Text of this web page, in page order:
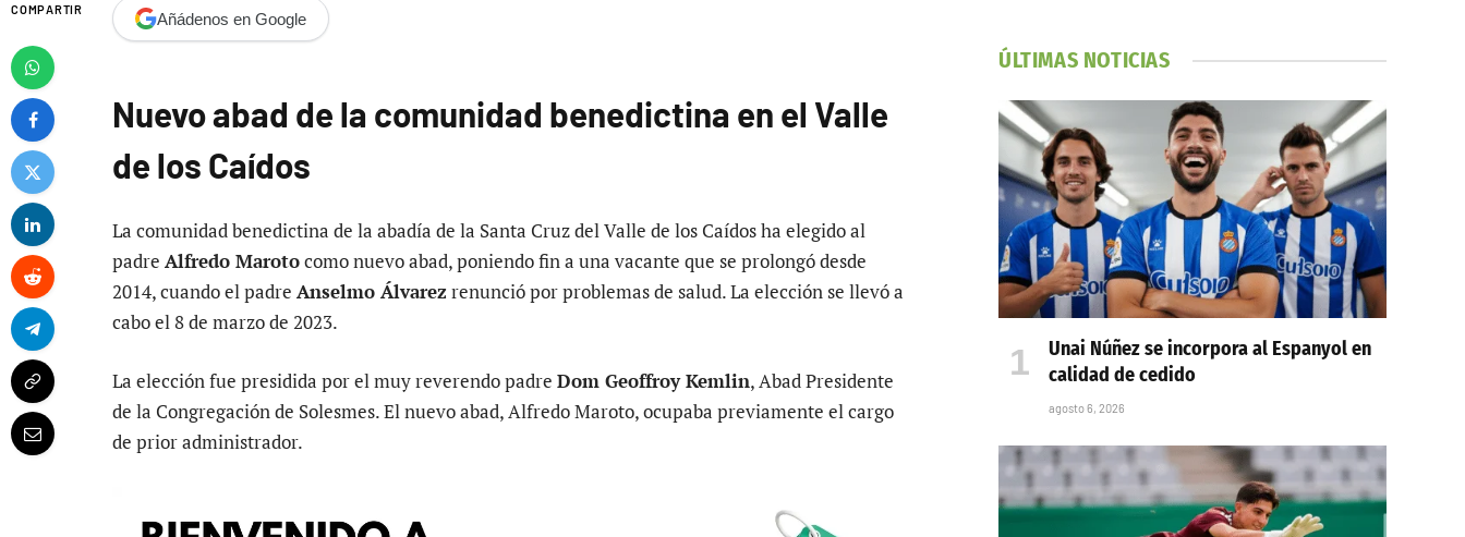
COMPARTIR Añádenos en Google
Nuevo abad de la comunidad benedictina en el Valle
de los Caídos
La comunidad benedictina de la abadía de la Santa Cruz del Valle de los Caídos ha elegido al
padre Alfredo Marotocomo nuevo abad, poniendo fin a una vacante que se prolongó desde
2014, cuando el padre Anselmo Álvarezrenunció por problemas de salud. La elección se llevó a
cabo el 8 de marzo de 2023.
La elección fue presidida por el muy reverendo padre Dom Geoffroy Kemlin, Abad Presidente
de la Congregación de Solesmes. El nuevo abad, Alfredo Maroto, ocupaba previamente el cargo
de prior administrador.
ÚLTIMAS NOTICIAS
Unai Núñez se incorpora al Espanyol en
calidad de cedido
agosto 6, 2026